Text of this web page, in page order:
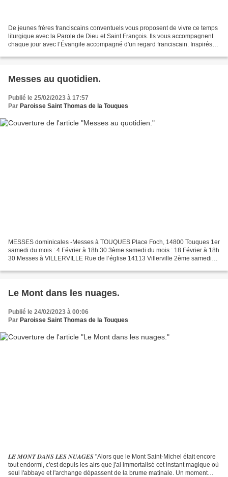
De jeunes frères franciscains conventuels vous proposent de vivre ce temps
liturgique avec la Parole de Dieu et Saint François. Ils vous accompagnent
chaque jour avec l’Évangile accompagné d'un regard franciscain. Inspirés
Messes au quotidien.
Publié le 25/02/2023 à 17:57
Par Paroisse Saint Thomas de la Touques
MESSES dominicales -Messes à TOUQUES Place Foch, 14800 Touques 1er
samedi du mois : 4 Février à 18h 30 3ème samedi du mois : 18 Février à 18h
30 Messes à VILLERVILLE Rue de l’église 14113 Villerville 2ème samedi
Le Mont dans les nuages.
Publié le 24/02/2023 à 00:06
Par Paroisse Saint Thomas de la Touques
𝑳𝑬 𝑴𝑶𝑵𝑻 𝑫𝑨𝑵𝑺 𝑳𝑬𝑺 𝑵𝑼𝑨𝑮𝑬𝑺 "Alors que le Mont Saint-Michel était encore
tout endormi, c'est depuis les airs que j'ai immortalisé cet instant magique où
seul l'abbaye et l'archange dépassent de la brume matinale. Un moment